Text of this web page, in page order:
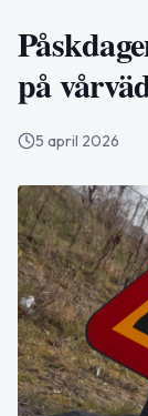
på
5 april 2026